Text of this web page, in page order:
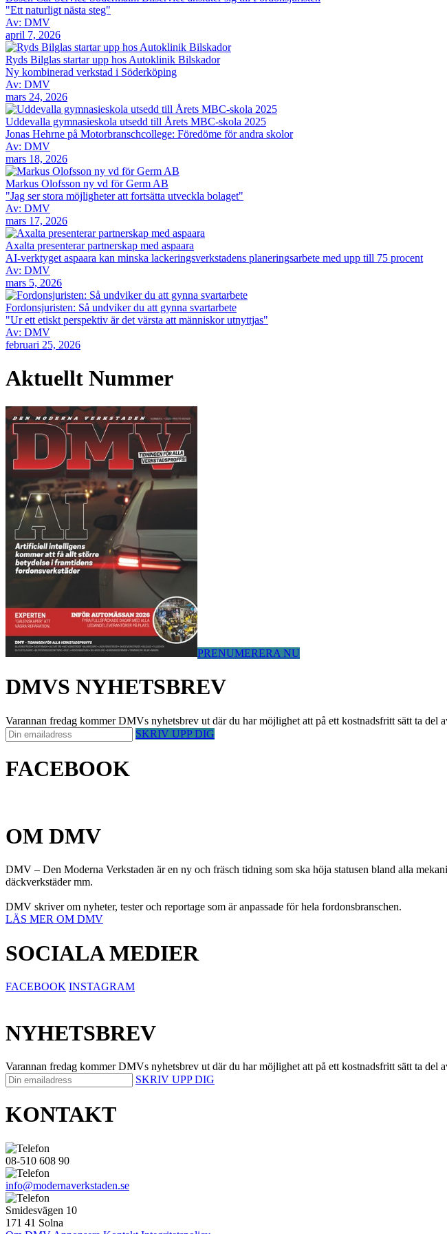
"Ett naturligt nästa steg"
Av: DMV
april 7, 2026
Ryds Bilglas startar upp hos Autoklinik Bilskador
Ny kombinerad verkstad i Söderköping
Av: DMV
mars 24, 2026
Uddevalla gymnasieskola utsedd till Årets MBC-skola 2025
Jonas Hehrne på Motorbranschcollege: Föredöme för andra skolor
Av: DMV
mars 18, 2026
Markus Olofsson ny vd för Germ AB
"Jag ser stora möjligheter att fortsätta utveckla bolaget"
Av: DMV
mars 17, 2026
Axalta presenterar partnerskap med aspaara
AI-verktyget aspaara kan minska lackeringsverkstadens planeringsarbete med upp till 75 procent
Av: DMV
mars 5, 2026
Fordonsjuristen: Så undviker du att gynna svartarbete
"Ur ett etiskt perspektiv är det värsta att människor utnyttjas"
Av: DMV
februari 25, 2026
Aktuellt Nummer
PRENUMERERA NU
DMVS NYHETSBREV
Varannan fredag kommer DMVs nyhetsbrev ut där du har möjlighet att på ett kostnadsfritt sätt ta del
SKRIV UPP DIG
FACEBOOK
OM DMV
DMV – Den Moderna Verkstaden är en ny och fräsch tidning som ska höja statusen bland alla
däckverkstäder mm.
DMV skriver om nyheter, tester och reportage som är anpassade för hela fordonsbranschen.
LÄS MER OM DMV
SOCIALA MEDIER
FACEBOOK INSTAGRAM
NYHETSBREV
Varannan fredag kommer DMVs nyhetsbrev ut där du har möjlighet att på ett kostnadsfritt sätt ta del
SKRIV UPP DIG
KONTAKT
08-510 608 90
info@modernaverkstaden.se
Smidesvägen 10
171 41 Solna